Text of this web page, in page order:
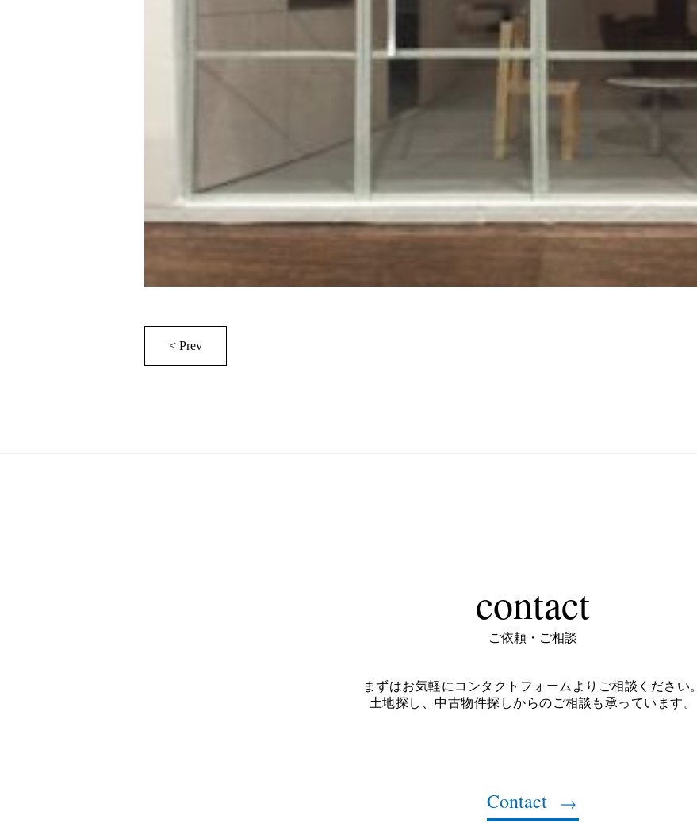
< Prev
contact
ご依頼・ご相談
まずはお気軽にコンタクトフォームよりご相談ください。
土地探し、中古物件探しからのご相談も承っています。
Contact